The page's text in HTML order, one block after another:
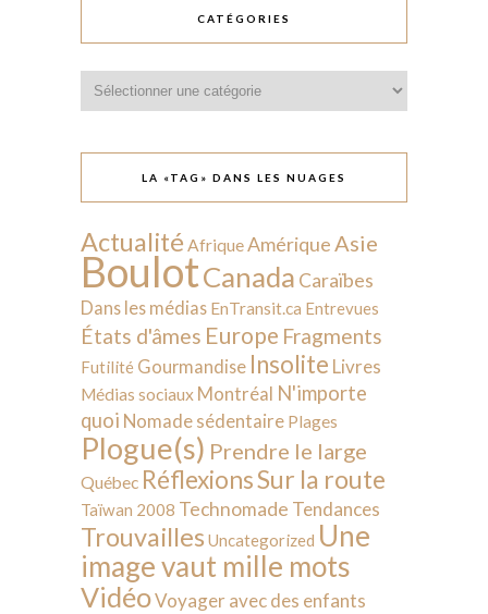
CATÉGORIES
LA «TAG» DANS LES NUAGES
Actualité AfriqueAmérique Asie
BoulotCanada Caraïbes
Dans les médias EnTransit.ca Entrevues
États d'âmes Europe Fragments
Futilité Gourmandise Insolite Livres
Médias sociaux Montréal N'importe
quoi Nomade sédentaire Plages
Plogue(s) Prendre le large
Québec RéflexionsSur la route
Taïwan 2008 Technomade Tendances
Trouvailles Uncategorized Une
image vaut mille mots
VidéoVoyager avec des enfants